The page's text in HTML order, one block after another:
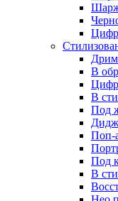
Дрим
В
В
Под
Поп-
Под
В